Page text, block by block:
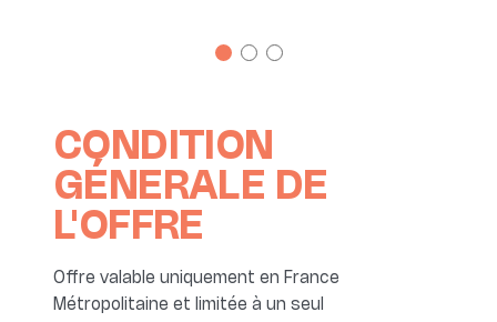
CONDITION
GÉNERALE DE
L'OFFRE
Offre valable uniquement en France
Métropolitaine et limitée à un seul